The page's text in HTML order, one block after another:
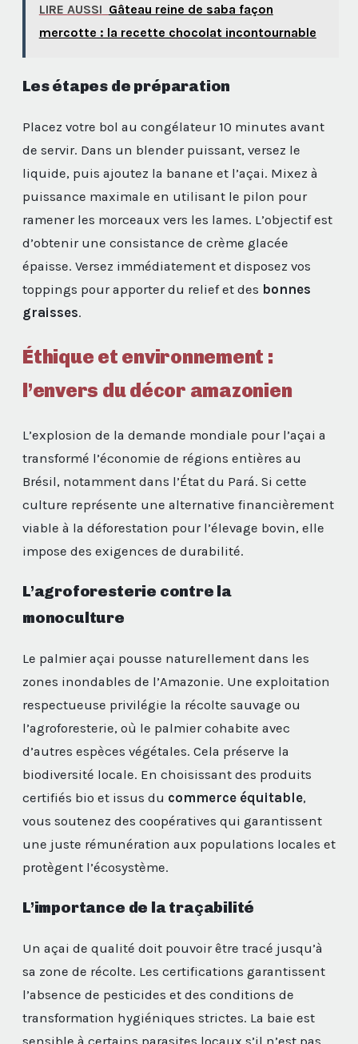
LIRE AUSSI Gâteau reine de saba façon
mercotte : la recette chocolat incontournable
Les étapes de préparation
Placez votre bol au congélateur 10 minutes avant
de servir. Dans un blender puissant, versez le
liquide, puis ajoutez la banane et l’açai. Mixez à
puissance maximale en utilisant le pilon pour
ramener les morceaux vers les lames. L’objectif est
d’obtenir une consistance de crème glacée
épaisse. Versez immédiatement et disposez vos
toppings pour apporter du relief et des bonnes
graisses.
Éthique et environnement :
l’envers du décor amazonien
L’explosion de la demande mondiale pour l’açai a
transformé l’économie de régions entières au
Brésil, notamment dans l’État du Pará. Si cette
culture représente une alternative financièrement
viable à la déforestation pour l’élevage bovin, elle
impose des exigences de durabilité.
L’agroforesterie contre la
monoculture
Le palmier açai pousse naturellement dans les
zones inondables de l’Amazonie. Une exploitation
respectueuse privilégie la récolte sauvage ou
l’agroforesterie, où le palmier cohabite avec
d’autres espèces végétales. Cela préserve la
biodiversité locale. En choisissant des produits
certifiés bio et issus du commerce équitable,
vous soutenez des coopératives qui garantissent
une juste rémunération aux populations locales et
protègent l’écosystème.
L’importance de la traçabilité
Un açai de qualité doit pouvoir être tracé jusqu’à
sa zone de récolte. Les certifications garantissent
l’absence de pesticides et des conditions de
transformation hygiéniques strictes. La baie est